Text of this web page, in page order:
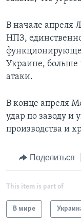
В начале апреля
НПЗ,
Украине, больше
атаки.
В конце апреля
удар по заводу и
производства и
Поделиться
This item is part of
В мире